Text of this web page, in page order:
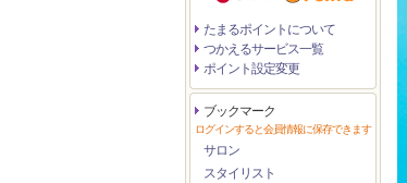
たまるポイントについて
つかえるサービス一覧
ポイント設定変更
ブックマーク
ログインすると会員情報に保存できます
サロン
スタイリスト